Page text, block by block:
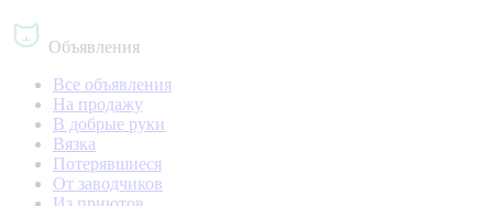
Объявления
Все объявления
На продажу
В добрые руки
Вязка
Потерявшиеся
От заводчиков